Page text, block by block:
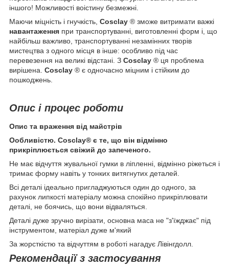
іншого! Можливості воістину безмежні.
Маючи міцність і гнучкість, Cosclay ® зможе витримати важкі
навантаження при транспортуванні, виготовленні форм і, що
найбільш важливо, транспортуванні незамінних творів
мистецтва з одного місця в інше: особливо під час
перевезення на великі відстані. З Cosclay ® ця проблема
вирішена. Cosclay ® є одночасно міцним і стійким до
пошкоджень.
Опис і процес роботи
Опис та враження від майстрів
Ообливістю. Cosclay® є те, що він відмінно
прикріплюється свіжий до запеченого.
Не має відчуття жувальної гумки в ліпленні, відмінно ріжеться і
тримає форму навіть у тонких витягнутих деталей.
Всі деталі ідеально пригладжуються один до одного, за
рахунок липкості матеріалу можна спокійно прикріплювати
деталі, не боячись, що вони відваляться.
Деталі дуже зручно вирізати, основна маса не "з'їжджає" під
інструментом, матеріал дуже м'який
За жорсткістю та відчуттям в роботі нагадує Лівінгдолл.
Рекомендації з застосування